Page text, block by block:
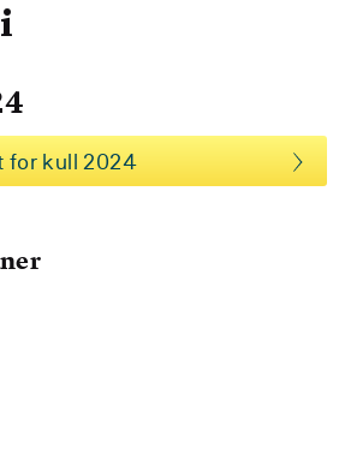
for kull 2024